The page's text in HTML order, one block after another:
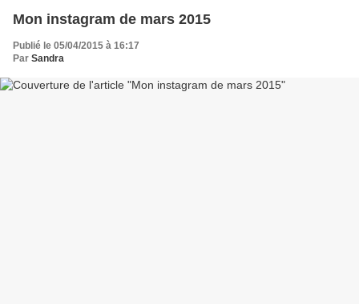
Mon instagram de mars 2015
Publié le 05/04/2015 à 16:17
Par Sandra